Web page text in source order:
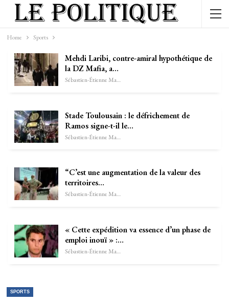
Home Sports
Mehdi Laribi, contre-amiral hypothétique de
la DZ Mafia, a…
Sébastien-Étienne Marechal
Stade Toulousain : le défrichement de
Ramos signe-t-il le…
Sébastien-Étienne Marechal
“C’est une augmentation de la valeur des
territoires…
Sébastien-Étienne Marechal
« Cette expédition va essence d’un phase de
emploi inouï » :…
Sébastien-Étienne Marechal
SPORTS